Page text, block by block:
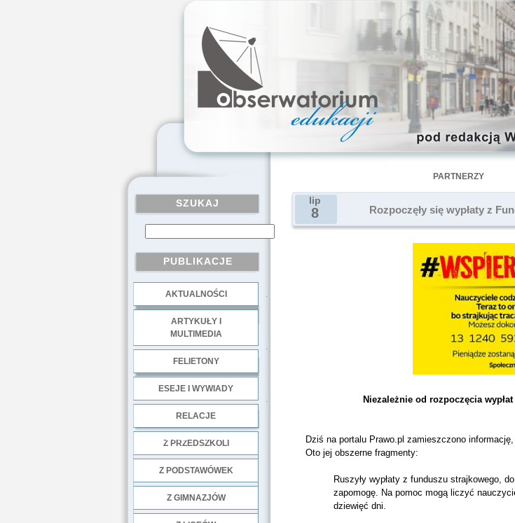
PARTNERZY
SZUKAJ
PUBLIKACJE
AKTUALNOŚCI
ARTYKUŁY I
MULTIMEDIA
FELIETONY
ESEJE I WYWIADY
RELACJE
Z PRZEDSZKOLI
Z PODSTAWÓWEK
Z GIMNAZJÓW
lip
8 Rozpoczęły się wypłaty z
Niezależnie od rozpoczęcia
Dziś na portalu Prawo.pl zamieszczono informację,
Oto jej obszerne fragmenty:
Ruszyły wypłaty z funduszu strajkowego,
zapomogę. Na pomoc mogą liczyć
dziewięć dni.